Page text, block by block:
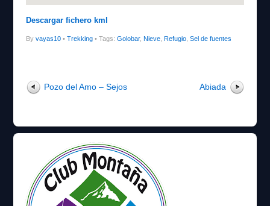
Descargar fichero kml
By vayas10• Trekking • Tags: Golobar, Nieve, Refugio, Sel de fuentes
Pozo del Amo – Sejos Abiada